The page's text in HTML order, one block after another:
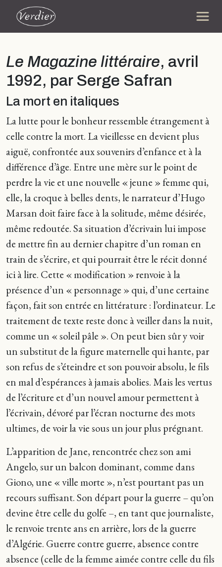
Le Magazine littéraire, avril
1992, par Serge Safran
La mort en italiques
La lutte pour le bonheur ressemble étrangement à
celle contre la mort. La vieillesse en devient plus
aiguë, confrontée aux souvenirs d’enfance et à la
différence d’âge. Entre une mère sur le point de
perdre la vie et une nouvelle « jeune » femme qui,
elle, la croque à belles dents, le narrateur d’Hugo
Marsan doit faire face à la solitude, même désirée,
même redoutée. Sa situation d’écrivain lui impose
de mettre fin au dernier chapitre d’un roman en
train de s’écrire, et qui pourrait être le récit donné
ici à lire. Cette « modification » renvoie à la
présence d’un « personnage » qui, d’une certaine
façon, fait son entrée en littérature : l’ordinateur. Le
traitement de texte reste donc à veiller dans la nuit,
comme un « soleil pâle ». On peut bien sûr y voir
un substitut de la figure maternelle qui hante, par
son refus de s’éteindre et son pouvoir absolu, le fils
en mal d’espérances à jamais abolies. Mais les vertus
de l’écriture et d’un nouvel amour permettent à
l’écrivain, dévoré par l’écran nocturne des mots
ultimes, de voir la vie sous un jour plus prégnant.
L’apparition de Jane, rencontrée chez son ami
Angelo, sur un balcon dominant, comme dans
Giono, une « ville morte », n’est pourtant pas un
recours suffisant. Son départ pour la guerre – qu’on
devine être celle du golfe –, en tant que journaliste,
le renvoie trente ans en arrière, lors de la guerre
d’Algérie. Guerre contre guerre, absence contre
absence (celle de la femme aimée contre celle du fils